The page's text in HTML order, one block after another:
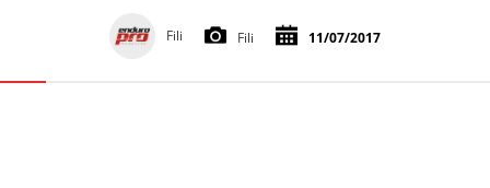
Fili Fili 11/07/2017